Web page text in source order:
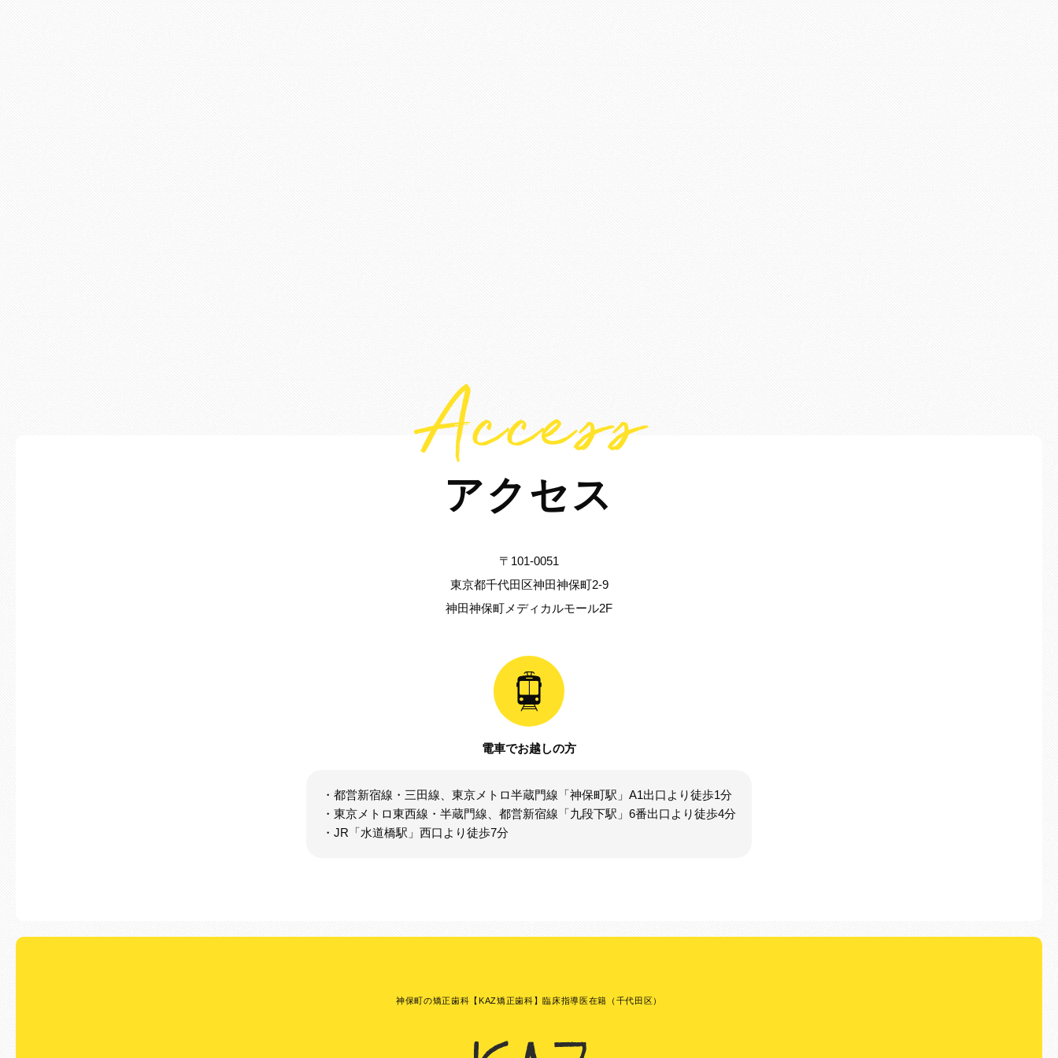
Access
アクセス
〒101-0051
東京都千代田区神田神保町2-9
神田神保町メディカルモール2F
電車でお越しの方
・都営新宿線・三田線、東京メトロ半蔵門線「神保町駅」A1出口より徒歩1分
・東京メトロ東西線・半蔵門線、都営新宿線「九段下駅」6番出口より徒歩4分
・JR「水道橋駅」西口より徒歩7分
神保町の矯正歯科【KAZ矯正歯科】臨床指導医在籍（千代田区）